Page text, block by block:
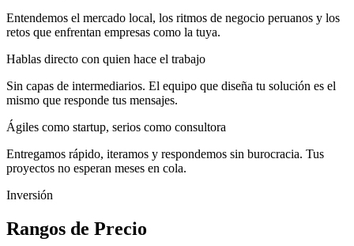
Entendemos el mercado local, los ritmos de negocio peruanos y los
retos que enfrentan empresas como la tuya.
Hablas directo con quien hace el trabajo
Sin capas de intermediarios. El equipo que diseña tu solución es el
mismo que responde tus mensajes.
Ágiles como startup, serios como consultora
Entregamos rápido, iteramos y respondemos sin burocracia. Tus
proyectos no esperan meses en cola.
Inversión
Rangos de Precio